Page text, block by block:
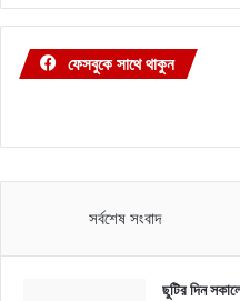
ফেসবুকে সাথে থাকুন
সর্বশেষ সংবাদ
ছুটির দিন